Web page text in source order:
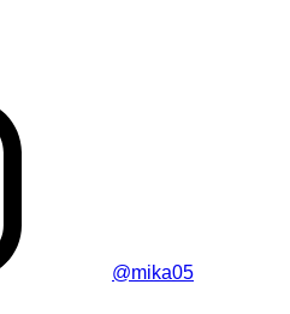
@mika05